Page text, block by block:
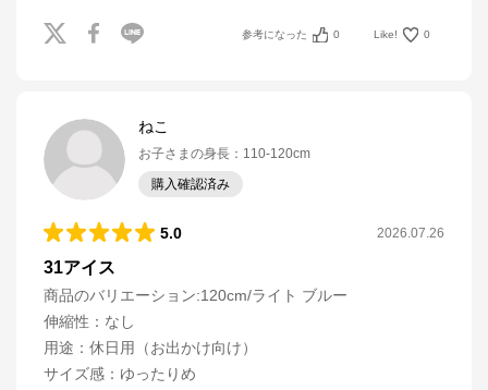
参考になった 0 Like! 0
ねこ
お子さまの身長 ： 110-120cm
購入確認済み
5.0 2026.07.26
31アイス
商品のバリエーション:120cm/ライト ブルー
伸縮性 ： なし
用途 ： 休日用（お出かけ向け）
サイズ感 ： ゆったりめ